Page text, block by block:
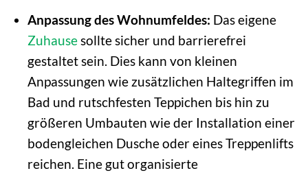
Anpassung des Wohnumfeldes: Das eigene
Zuhausesollte sicher und barrierefrei
gestaltet sein. Dies kann von kleinen
Anpassungen wie zusätzlichen Haltegriffen im
Bad und rutschfesten Teppichen bis hin zu
größeren Umbauten wie der Installation einer
bodengleichen Dusche oder eines Treppenlifts
reichen. Eine gut organisierte